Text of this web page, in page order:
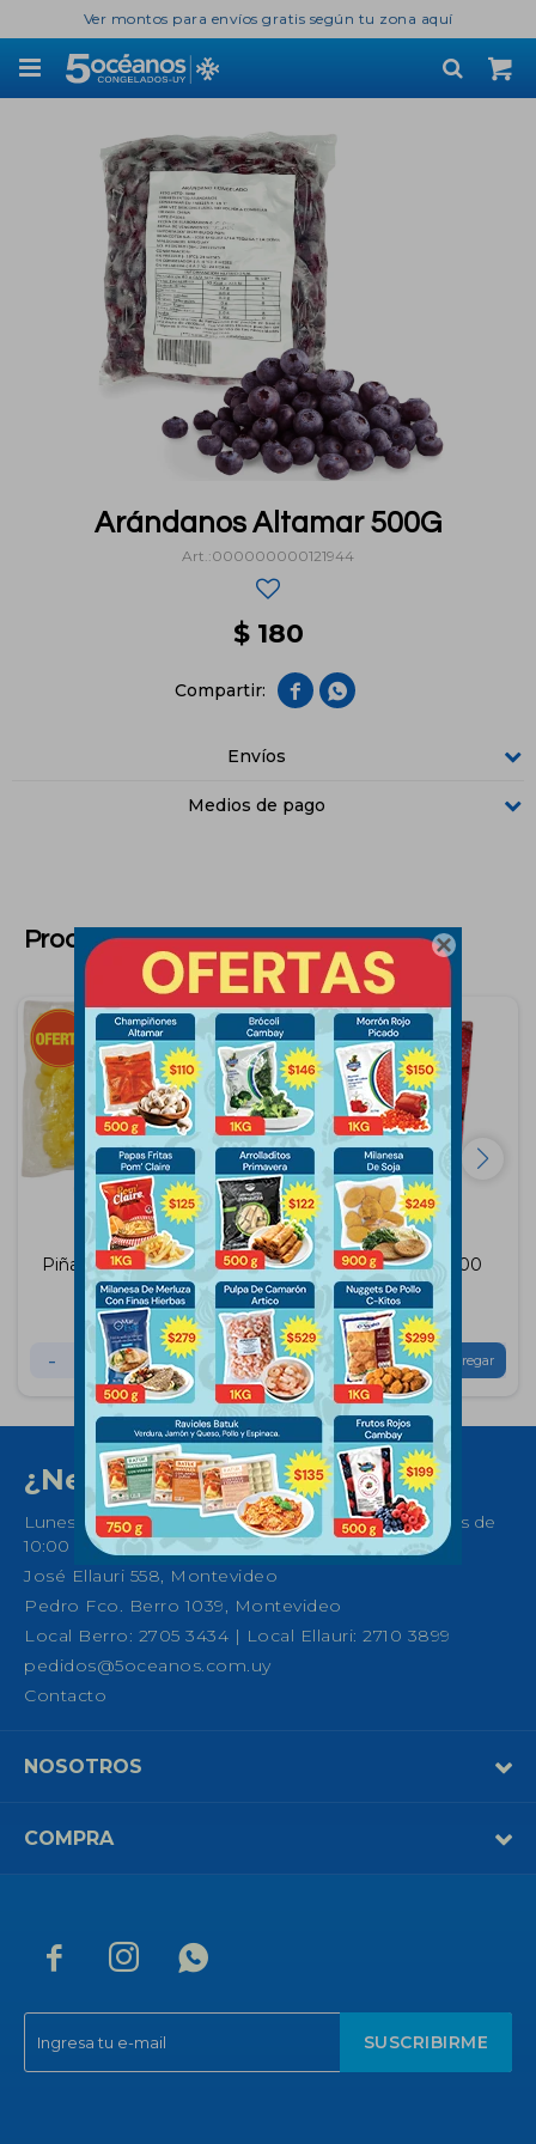

Ver montos para envíos gratis según tu zona aquí

Arándanos Altamar 500G
000000000121944
$ 180
 
Envíos
Medios de pago
Productos que te pueden interesar
Piña en Cubos Altamar
500Grs
120 $ 160
- +
Frutilla Cambay 500
Gramos
$ 135 $ 152
- +
  
SUSCRIBIRME
¿Necesitas ayuda?
Lunes a Sábados de 08:30 a 21:00 horas y Domingos de
10:00 a 14:00
José Ellauri 558, Montevideo
Pedro Fco. Berro 1039, Montevideo
Local Berro: 2705 3434 | Local Ellauri: 2710 3899
pedidos@5oceanos.com.uy
Contacto
NOSOTROS
COMPRA